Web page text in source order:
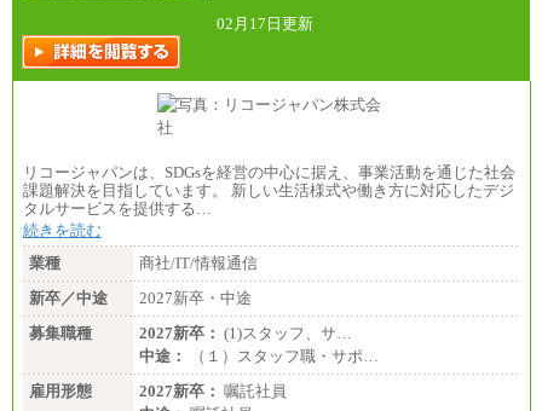
02月17日更新
リコージャパンは、SDGsを経営の中心に据え、事業活動を通じた社会
課題解決を目指しています。 新しい生活様式や働き方に対応したデジ
タルサービスを提供する…
続きを読む
業種
商社/IT/情報通信
新卒／中途
2027新卒・中途
募集職種
2027新卒： (1)スタッフ、サ…
中途：
（１）スタッフ職・サポ…
雇用形態
2027新卒： 嘱託社員